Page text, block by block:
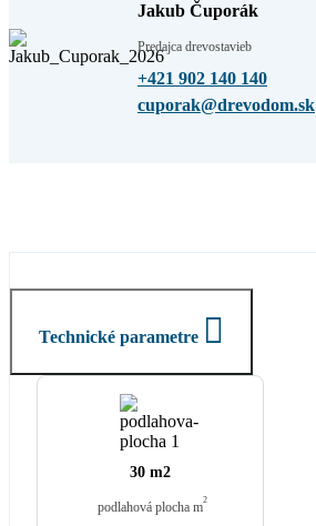
Jakub Čuporák
Predajca drevostavieb
+421 902 140 140
cuporak@drevodom.sk
Technické parametre
30 m2
podlahová plocha m2